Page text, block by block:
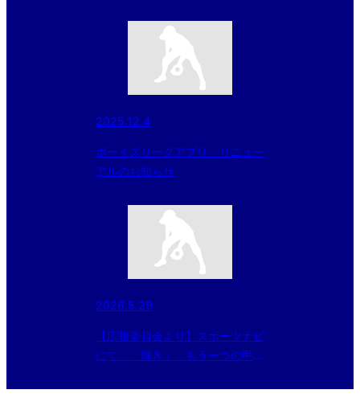
2025.12.4
ボーイズリーグアプリ リニュー
アルのお知らせ
2026.5.29
【広報委員会より】スポーツナビ
にて、「輝き」 もう一つの甲子
信開始。第1回「つくば国際大学